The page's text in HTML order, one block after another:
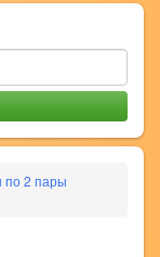
по 2 пары